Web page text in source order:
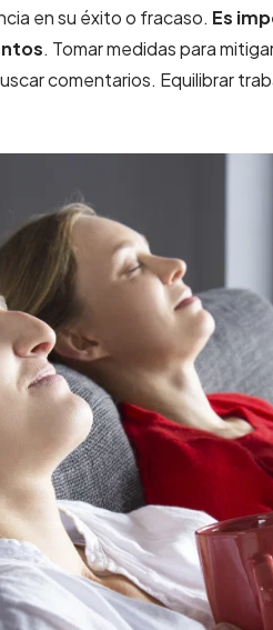
en su éxito o fracaso. Es
. Tomar medidas para
comentarios. Equilibrar